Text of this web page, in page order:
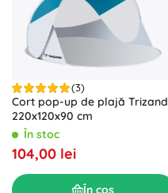
(3)
Cort pop-up de plajă Trizand
220x120x90 cm
În stoc
104,00 lei
În coș